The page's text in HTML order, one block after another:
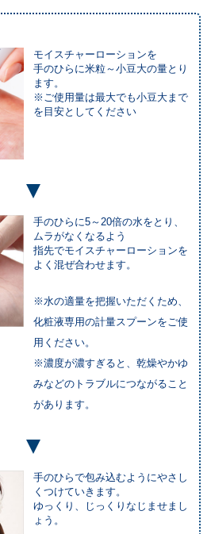
モイスチャーローションを
手のひらに米粒～小豆大の量とり
ます。
※ご使用量は最大でも小豆大まで
を目安としてください
手のひらに5～20倍の水をとり、
ムラがなくなるよう
指先でモイスチャーローションを
よく混ぜ合わせます。
※水の適量を把握いただくため、
化粧液専用の計量スプーンをご使
用ください。
※濃度が濃すぎると、乾燥やかゆ
みなどのトラブルにつながること
があります。
手のひらで包み込むようにやさし
くつけていきます。
ゆっくり、じっくりなじませまし
ょう。